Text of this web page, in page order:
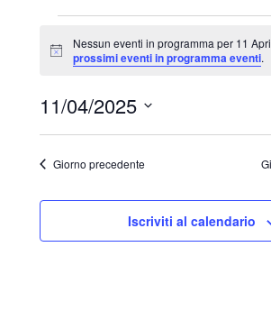
Eventi
11
Aprile,
Notice
Nessun eventi in programma per 11
prossimi eventi in programma eventi.
11/04/2025
la
Giorno precedente
Iscriviti al calendario